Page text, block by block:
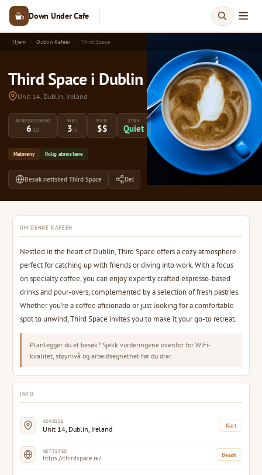
Down Under Cafe
Hjem Dublin Kafeer Third Space
Third Space i Dublin
Unit 14, Dublin, Ireland
ARBEIDSPOENG
6/10
WIFI
3/5
PRIS
$$
STØY
Quiet
Matmeny Rolig atmosfære
Besøk nettsted Third Space Del
OM DENNE KAFEEN
Nestled in the heart of Dublin, Third Space offers a cozy atmosphere
perfect for catching up with friends or diving into work. With a focus
on specialty coffee, you can enjoy expertly crafted espresso-based
drinks and pour-overs, complemented by a selection of fresh pastries.
Whether you're a coffee aficionado or just looking for a comfortable
spot to unwind, Third Space invites you to make it your go-to retreat.
Planlegger du et besøk? Sjekk vurderingene ovenfor for WiFi-
kvalitet, støynivå og arbeidsegnethet før du drar.
INFO
ADRESSE
Unit 14, Dublin, Ireland Kart
NETTSTED
https://thirdspace.ie/ Besøk